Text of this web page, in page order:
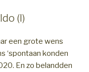
(I)
een grote wens
‘spontaan konden
En zo belandden